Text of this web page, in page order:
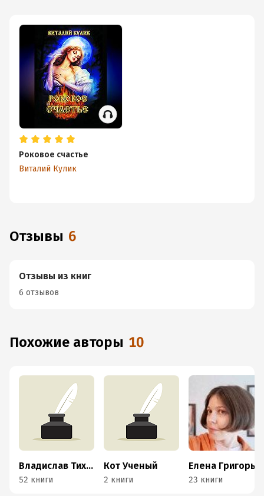
Роковое счастье
Виталий Кулик
Отзывы 6
Отзывы из книг
6 отзывов
Похожие авторы 10
Владислав Тихонов
52 книги
Кот Ученый
2 книги 23 книги